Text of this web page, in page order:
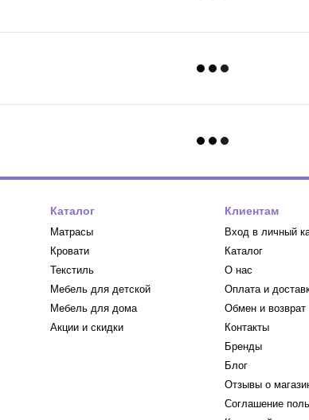
Каталог
Матрасы
Кровати
Текстиль
Мебель для детской
Мебель для дома
Акции и скидки
Клиентам
Вход в личный
Каталог
О нас
Оплата и
Обмен и возврат
Контакты
Бренды
Блог
Отзывы о
Соглашение